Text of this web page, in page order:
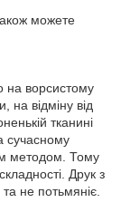
можете
на ворсистому
на відміну від
тканині
сучасному
методом. Тому
Друк з
не потьмяніє.